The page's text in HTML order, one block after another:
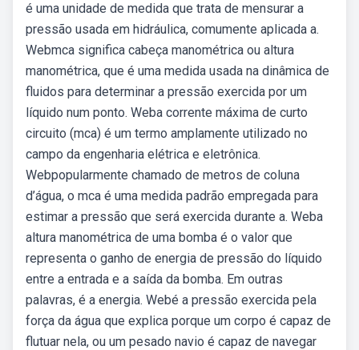
é uma unidade de medida que trata de mensurar a
pressão usada em hidráulica, comumente aplicada a.
Webmca significa cabeça manométrica ou altura
manométrica, que é uma medida usada na dinâmica de
fluidos para determinar a pressão exercida por um
líquido num ponto. Weba corrente máxima de curto
circuito (mca) é um termo amplamente utilizado no
campo da engenharia elétrica e eletrônica.
Webpopularmente chamado de metros de coluna
d’água, o mca é uma medida padrão empregada para
estimar a pressão que será exercida durante a. Weba
altura manométrica de uma bomba é o valor que
representa o ganho de energia de pressão do líquido
entre a entrada e a saída da bomba. Em outras
palavras, é a energia. Webé a pressão exercida pela
força da água que explica porque um corpo é capaz de
flutuar nela, ou um pesado navio é capaz de navegar